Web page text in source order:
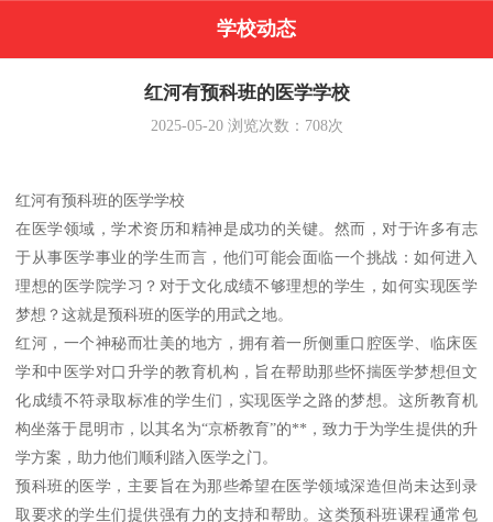
学校动态
红河有预科班的医学学校
2025-05-20浏览次数： 708次
红河有预科班的医学学校
在医学领域，学术资历和精神是成功的关键。然而，对于许多有志
于从事医学事业的学生而言，他们可能会面临一个挑战：如何进入
理想的医学院学习？对于文化成绩不够理想的学生，如何实现医学
梦想？这就是预科班的医学的用武之地。
红河，一个神秘而壮美的地方，拥有着一所侧重口腔医学、临床医
学和中医学对口升学的教育机构，旨在帮助那些怀揣医学梦想但文
化成绩不符录取标准的学生们，实现医学之路的梦想。这所教育机
构坐落于昆明市，以其名为“京桥教育”的**，致力于为学生提供的升
学方案，助力他们顺利踏入医学之门。
预科班的医学，主要旨在为那些希望在医学领域深造但尚未达到录
取要求的学生们提供强有力的支持和帮助。这类预科班课程通常包